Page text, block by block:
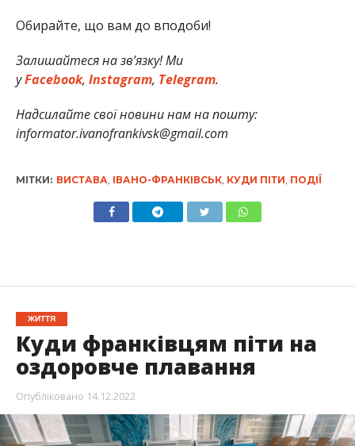
Обирайте, що вам до вподоби!
Залишайтеся на зв’язку! Ми
уFacebook, Instagram, Telegram.
Надсилайте свої новини нам на пошту:
informator.ivanofrankivsk@gmail.com
МІТКИ: ВИСТАВА ІВАНО-ФРАНКІВСЬК, КУДИ ПІТИ ПОДІЇ
ЖИТТЯ
Куди франківцям піти на
оздоровче плавання
Опубліковано 14.12.2022